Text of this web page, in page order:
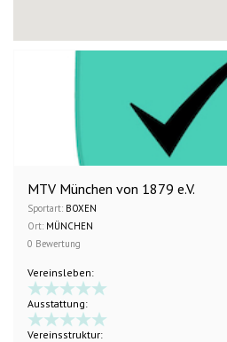
MTV München von 1879 e.V.
Sportart: BOXEN
Ort: MÜNCHEN
0 Bewertung
Vereinsleben:
Ausstattung:
Vereinsstruktur: